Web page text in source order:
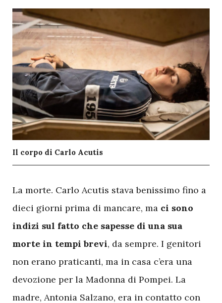
Il corpo di Carlo Acutis
La morte. Carlo Acutis stava benissimo fino a
dieci giorni prima di mancare, ma ci sono
indizi sul fatto che sapesse di una sua
morte in tempi brevi, da sempre. I genitori
non erano praticanti, ma in casa c’era una
devozione per la Madonna di Pompei. La
madre, Antonia Salzano, era in contatto con